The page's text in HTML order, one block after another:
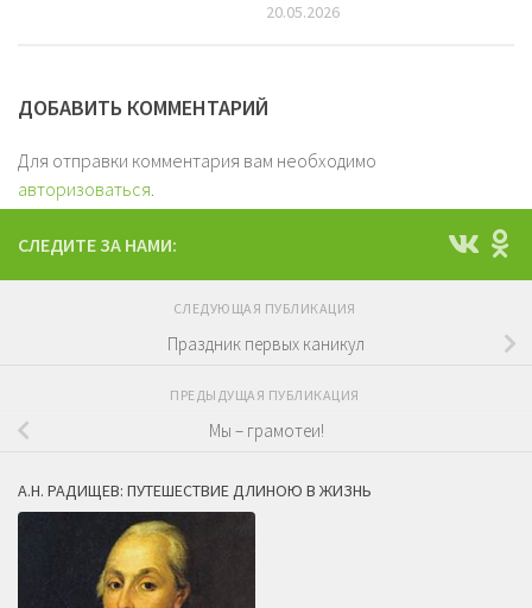
20.05.2026
ДОБАВИТЬ КОММЕНТАРИЙ
Для отправки комментария вам необходимо
авторизоваться
СЛЕДИТЕ ЗА НАМИ:
СЛЕДУЮЩАЯ ПУБЛИКАЦИЯ
Праздник первых каникул
ПРЕДЫДУЩАЯ ПУБЛИКАЦИЯ
Мы – грамотеи!
А.Н. РАДИЩЕВ: ПУТЕШЕСТВИЕ ДЛИНОЮ В ЖИЗНЬ